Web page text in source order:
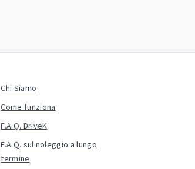
Chi Siamo
Come funziona
F.A.Q. DriveK
F.A.Q. sul noleggio a lungo
termine